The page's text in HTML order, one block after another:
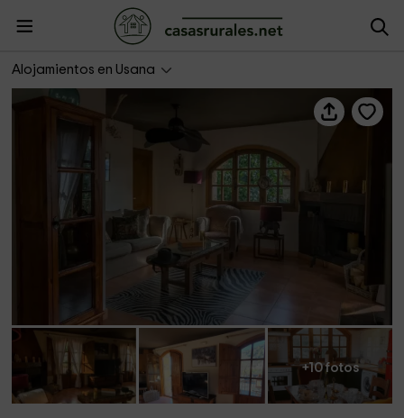
Alojamientos en Usana
El Rincón de Usana- El Nogal
+10 fotos